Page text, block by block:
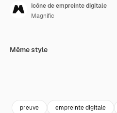
Icône de empreinte digitale
Magnific
Même style
preuve empreinte digitale